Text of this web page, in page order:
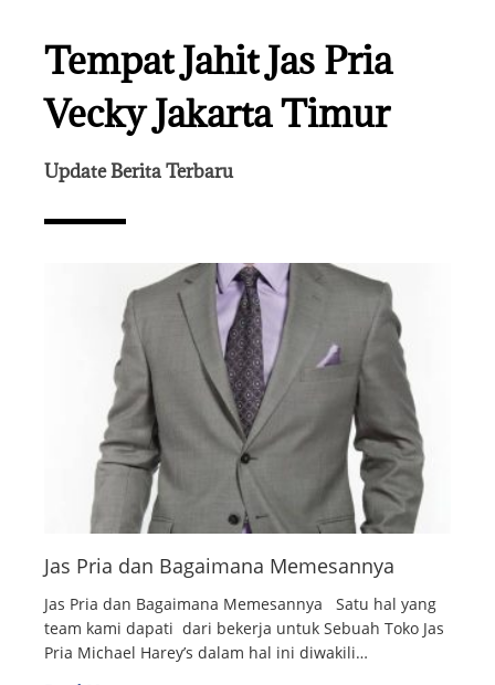
Tempat Jahit Jas Pria
Vecky Jakarta Timur
Update Berita Terbaru
Jas Pria dan Bagaimana Memesannya
Jas Pria dan Bagaimana Memesannya Satu hal yang
team kami dapati dari bekerja untuk Sebuah Toko Jas
Pria Michael Harey’s dalam hal ini diwakili…